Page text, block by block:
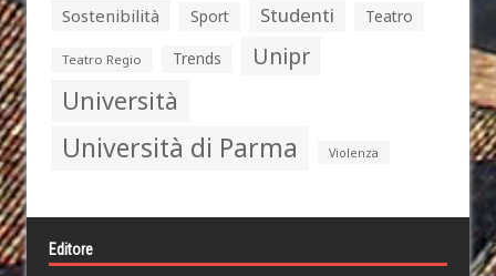
Sostenibilità Sport Studenti Teatro
Teatro Regio Trends Unipr
Università
Università di Parma Violenza
Editore